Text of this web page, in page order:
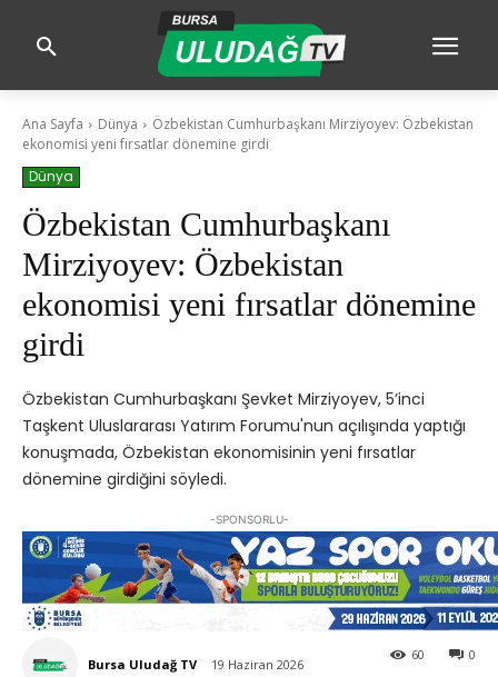
Ana Sayfa Dünya
Özbekistan Cumhurbaşkanı Mirziyoyev: Özbekistan
ekonomisi yeni fırsatlar dönemine girdi
Dünya
Özbekistan Cumhurbaşkanı
Mirziyoyev: Özbekistan
ekonomisi yeni fırsatlar dönemine
girdi
Özbekistan Cumhurbaşkanı Şevket Mirziyoyev, 5’inci
Taşkent Uluslararası Yatırım Forumu'nun açılışında yaptığı
konuşmada, Özbekistan ekonomisinin yeni fırsatlar
dönemine girdiğini söyledi.
-SPONSORLU-
Bursa Uludağ TV 19 Haziran 2026
0
60